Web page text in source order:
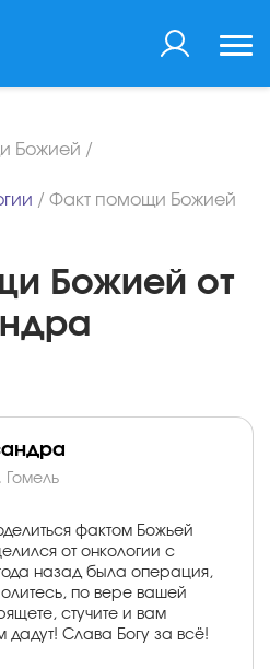
Божией /
/ Факт помощи Божией
Божией от
Гомель
фактом Божьей
от онкологии с
назад была операция,
по вере вашей
стучите и вам
дадут! Слава Богу за всё!